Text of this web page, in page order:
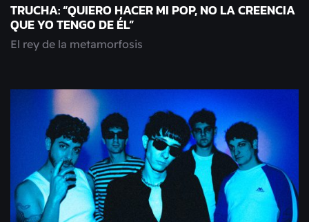
TRUCHA: “QUIERO HACER MI POP, NO LA CREENCIA
QUE YO TENGO DE ÉL”
El rey de la metamorfosis